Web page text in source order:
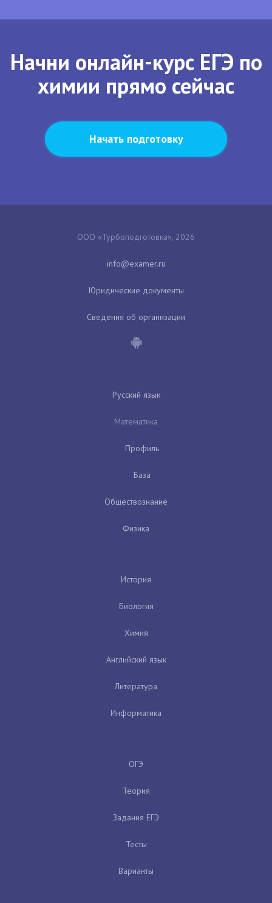
Начни онлайн-курс ЕГЭ по
химии прямо сейчас
Начать подготовку
ООО «Турбоподготовка», 2026
Юридические документы
Сведения об организации
Русский язык
Математика
Профиль
База
Обществознание
Физика
История
Биология
Химия
Английский язык
Литература
Информатика
ОГЭ
Теория
Задания ЕГЭ
Тесты
Варианты